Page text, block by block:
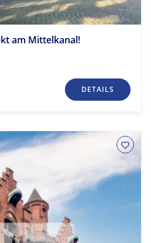
am Mittelkanal!
DETAILS